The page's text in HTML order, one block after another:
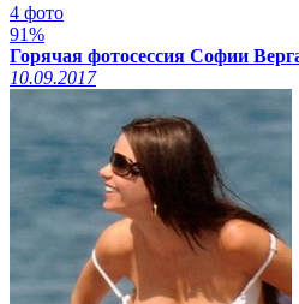
4 фото
91%
Горячая фотосессия Софии
10.09.2017